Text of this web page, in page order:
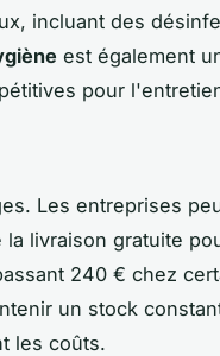
incluant des
est également
pour
Les entreprises
livraison gratuite
240 € chez
un stock
les coûts.